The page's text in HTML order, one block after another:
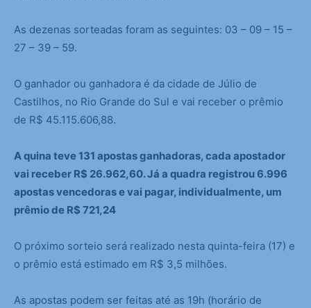
As dezenas sorteadas foram as seguintes: 03 – 09 – 15 –
27 – 39 – 59.
O ganhador ou ganhadora é da cidade de Júlio de
Castilhos, no Rio Grande do Sul e vai receber o prêmio
de R$ 45.115.606,88.
A quina teve 131 apostas ganhadoras, cada apostador
vai receber R$ 26.962,60. Já a quadra registrou 6.996
apostas vencedoras e vai pagar, individualmente, um
prêmio de R$ 721,24
O próximo sorteio será realizado nesta quinta-feira (17) e
o prêmio está estimado em R$ 3,5 milhões.
As apostas podem ser feitas até as 19h (horário de